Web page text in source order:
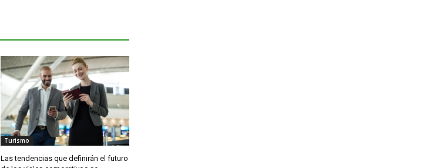
Turismo
Las tendencias que definirán el futuro